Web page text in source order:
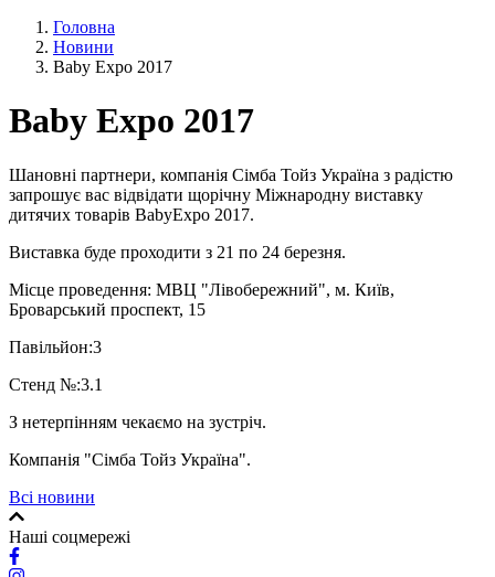
Головна
Новини
Baby Expo 2017
Baby Expo 2017
Шановні партнери, компанія Сімба Тойз Україна з радістю
запрошує вас відвідати щорічну Міжнародну виставку
дитячих товарів BabyExpo 2017.
Виставка буде проходити з 21 по 24 березня.
Місце проведення: МВЦ "Лівобережний", м. Київ,
Броварський проспект, 15
Павільйон:3
Стенд №:3.1
З нетерпінням чекаємо на зустріч.
Компанія "Сімба Тойз Україна".
Всі новини
Наші соцмережі